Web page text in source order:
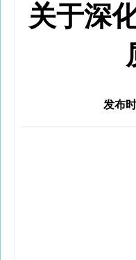
关于深
发布